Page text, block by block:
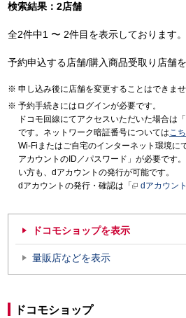
検索結果：2店舗
全2件中1 〜 2件目を表示しております
予約申込する店舗/購入商品受取り店舗
申し込み後に店舗を変更することはできませ
予約手続きにはログインが必要です。
ドコモ回線にてアクセスいただいた場合は
です。ネットワーク暗証番号についてはこ
Wi-Fiまたはご自宅のインターネット環境に
アカウントのID／パスワード」が必要です
い方も、dアカウントの発行が可能です。
dアカウントの発行・確認は「
dアカウン
ドコモショップを表示
量販店などを表示
ドコモショップ